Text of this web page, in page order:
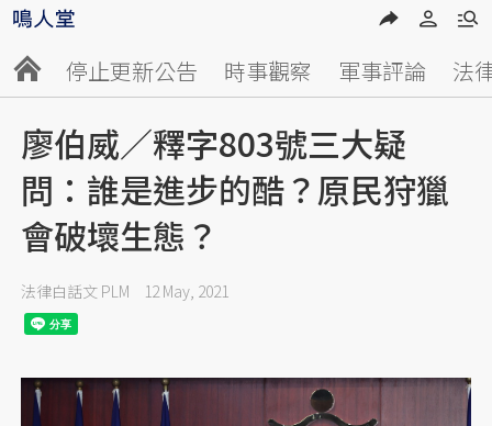
停止更新公告 時事觀察 軍事評論 法
廖伯威／釋字803號三大疑
問：誰是進步的酷？原民狩獵
會破壞生態？
法律白話文 PLM 12 May, 2021